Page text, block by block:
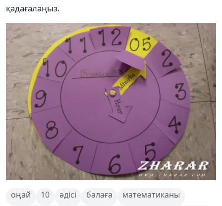
қадағалаңыз.
оңай 10 әдісі балаға
математиканы